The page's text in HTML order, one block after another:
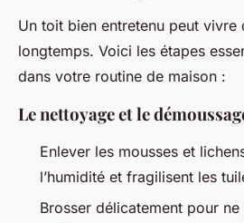
Un toit bien entretenu peut vivre
longtemps. Voici les étapes
dans votre routine de maison :
Le nettoyage et le
Enlever les mousses et
l’humidité et fragilisent les
Brosser délicatement pour